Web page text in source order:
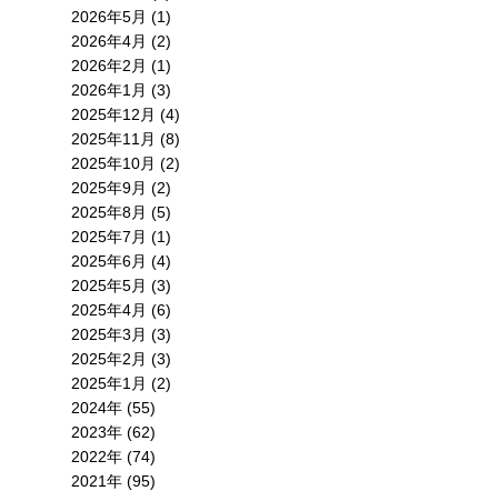
2026年5月 (1)
2026年4月 (2)
2026年2月 (1)
2026年1月 (3)
2025年12月 (4)
2025年11月 (8)
2025年10月 (2)
2025年9月 (2)
2025年8月 (5)
2025年7月 (1)
2025年6月 (4)
2025年5月 (3)
2025年4月 (6)
2025年3月 (3)
2025年2月 (3)
2025年1月 (2)
2024年 (55)
2023年 (62)
2022年 (74)
2021年 (95)